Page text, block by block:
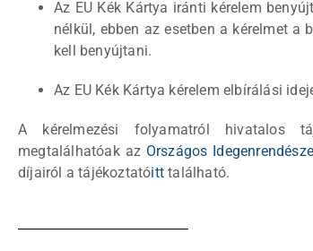
Az EU Kék Kártya iránti kérelem
nélkül, ebben az esetben a kérelmet a
kell benyújtani.
Az EU Kék Kártya kérelem elbírálási
A kérelmezési folyamatról hivatalos
megtalálhatóak az Országos
díjairól a tájékoztatóitt található.